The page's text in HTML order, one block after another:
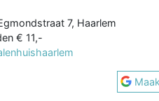
7, Haarlem
€ 11,-
Maak